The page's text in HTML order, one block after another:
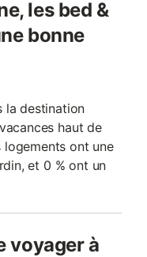
les bed &
bonne
la destination
haut de
logements ont une
et 0 % ont un
voyager à